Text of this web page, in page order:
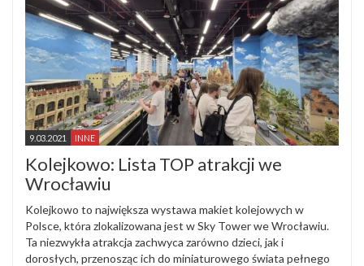
9.03.2021 INNE
Kolejkowo: Lista TOP atrakcji we
Wrocławiu
Kolejkowo to największa wystawa makiet kolejowych w
Polsce, która zlokalizowana jest w Sky Tower we Wrocławiu.
Ta niezwykła atrakcja zachwyca zarówno dzieci, jak i
dorosłych, przenosząc ich do miniaturowego świata pełnego